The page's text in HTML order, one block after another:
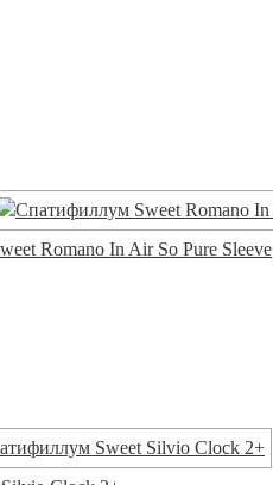
Romano In Air So Pure Sleeve